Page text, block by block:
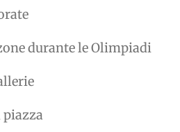
durante le Olimpiadi